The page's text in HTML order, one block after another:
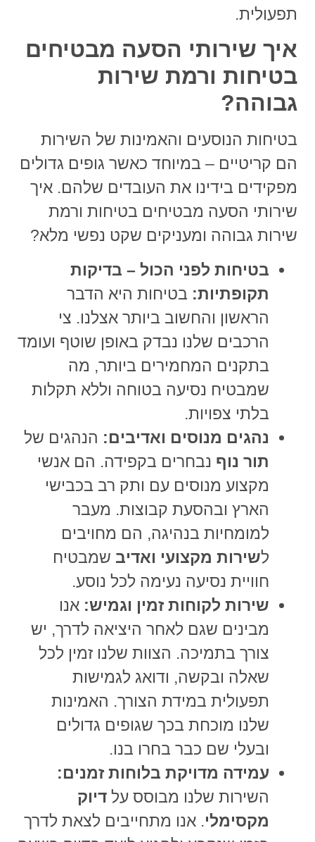
תפעולית.
איך שירותי הסעה מבטיחים
בטיחות ורמת שירות
גבוהה?
בטיחות הנוסעים והאמינות של השירות
הם קריטיים – במיוחד כאשר גופים גדולים
מפקידים בידינו את העובדים שלהם. איך
שירותי הסעה מבטיחים בטיחות ורמת
שירות גבוהה ומעניקים שקט נפשי מלא?
בטיחות לפני הכול – בדיקות
תקופתיות: בטיחות היא הדבר
הראשון והחשוב ביותר אצלנו. צי
הרכבים שלנו נבדק באופן שוטף ועומד
בתקנים המחמירים ביותר, מה
שמבטיח נסיעה בטוחה וללא תקלות
בלתי צפויות.
נהגים מנוסים ואדיבים: הנהגים של
תור נוף נבחרים בקפידה. הם אנשי
מקצוע מנוסים עם ותק רב בכבישי
הארץ ובהסעת קבוצות. מעבר
למומחיות בנהיגה, הם מחויבים
לשירות מקצועי ואדיב שמבטיח
חוויית נסיעה נעימה לכל נוסע.
שירות לקוחות זמין וגמיש: אנו
מבינים שגם לאחר היציאה לדרך, יש
צורך בתמיכה. הצוות שלנו זמין לכל
שאלה ובקשה, ודואג לגמישות
תפעולית במידת הצורך. האמינות
שלנו מוכחת בכך שגופים גדולים
ובעלי שם כבר בחרו בנו.
עמידה מדויקת בלוחות זמנים:
השירות שלנו מבוסס על דיוק
מקסימלי. אנו מתחייבים לצאת לדרך